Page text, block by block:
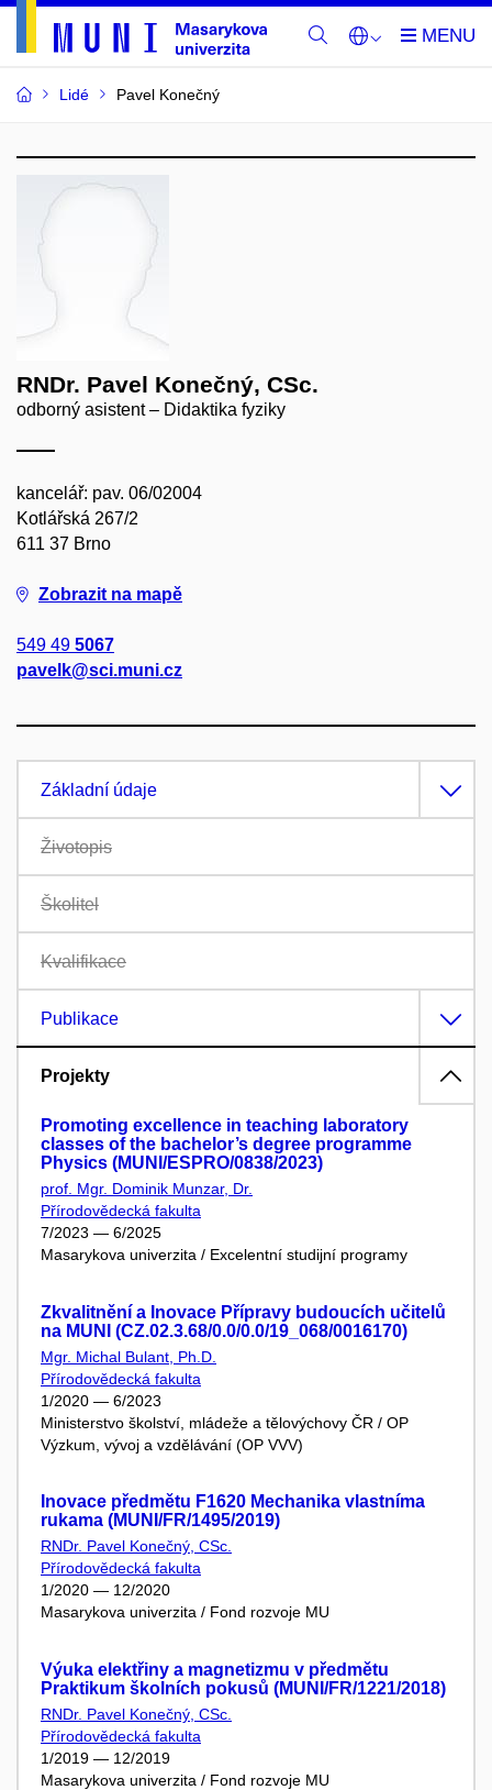
Lidé Pavel Konečný
RNDr. Pavel Konečný, CSc.
odborný asistent – Didaktika fyziky
kancelář: pav. 06/02004
Kotlářská 267/2
611 37 Brno
Zobrazit na mapě
549 49 5067
pavelk@sci.muni.cz
Základní údaje
Životopis
Školitel
Kvalifikace
Publikace
Projekty
Promoting excellence in teaching laboratory
classes of the bachelor’s degree programme
Physics (MUNI/ESPRO/0838/2023)
prof. Mgr. Dominik Munzar, Dr.
Přírodovědecká fakulta
7/2023 — 6/2025
Masarykova univerzita / Excelentní studijní programy
Zkvalitnění a Inovace Přípravy budoucích učitelů
na MUNI (CZ.02.3.68/0.0/0.0/19_068/0016170)
Mgr. Michal Bulant, Ph.D.
Přírodovědecká fakulta
1/2020 — 6/2023
Ministerstvo školství, mládeže a tělovýchovy ČR / OP
Výzkum, vývoj a vzdělávání (OP VVV)
Inovace předmětu F1620 Mechanika vlastníma
rukama (MUNI/FR/1495/2019)
RNDr. Pavel Konečný, CSc.
Přírodovědecká fakulta
1/2020 — 12/2020
Masarykova univerzita / Fond rozvoje MU
Výuka elektřiny a magnetizmu v předmětu
Praktikum školních pokusů (MUNI/FR/1221/2018)
RNDr. Pavel Konečný, CSc.
Přírodovědecká fakulta
1/2019 — 12/2019
Masarykova univerzita / Fond rozvoje MU